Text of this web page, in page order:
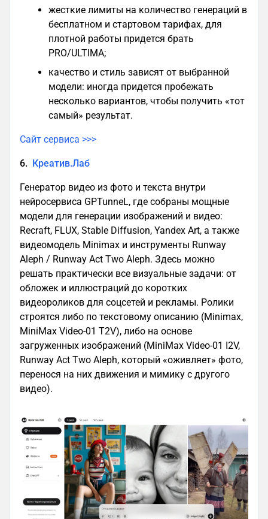
жесткие лимиты на количество генераций в
бесплатном и стартовом тарифах, для
плотной работы придется брать
PRO/ULTIMA;
качество и стиль зависят от выбранной
модели: иногда придется пробежать
несколько вариантов, чтобы получить «тот
самый» результат.
Сайт сервиса >>>
6. Креатив.Лаб
Генератор видео из фото и текста внутри
нейросервиса GPTunneL, где собраны мощные
модели для генерации изображений и видео:
Recraft, FLUX, Stable Diffusion, Yandex Art, а также
видеомодель Minimax и инструменты Runway
Aleph / Runway Act Two Aleph. Здесь можно
решать практически все визуальные задачи: от
обложек и иллюстраций до коротких
видеороликов для соцсетей и рекламы. Ролики
строятся либо по текстовому описанию (Minimax,
MiniMax Video-01 T2V), либо на основе
загруженных изображений (MiniMax Video-01 I2V,
Runway Act Two Aleph, который «оживляет» фото,
перенося на них движения и мимику с другого
видео).